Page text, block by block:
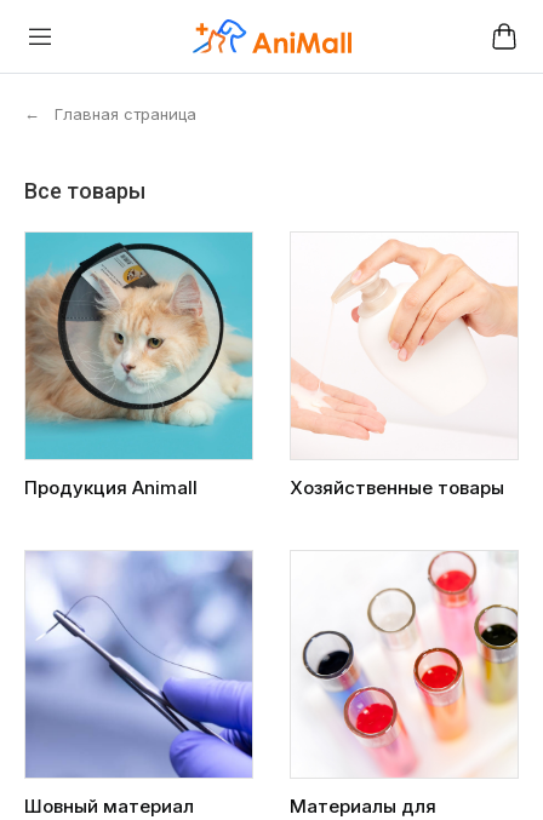
← Главная страница
Все товары
Продукция Animall Хозяйственные товары
Шовный материал
Материалы для